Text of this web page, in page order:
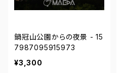
鍋冠山公園からの夜景 - 15
7987095915973
¥3,300